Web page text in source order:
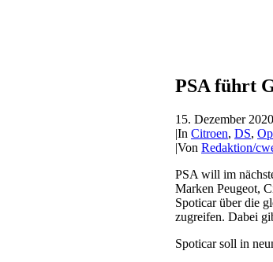
PSA führt
15. Dezember 2020
|In Citroen, DS,
|Von Redaktion/
PSA will im
Marken Peugeot,
Spoticar über die
zugreifen. Dabei
Spoticar soll in